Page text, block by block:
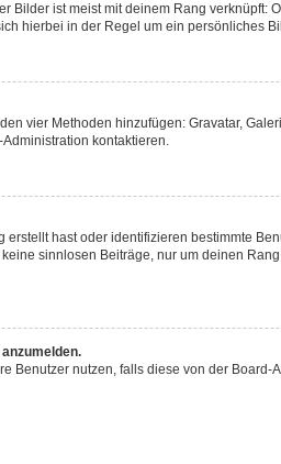
ist meist mit deinem Rang
hierbei in der Regel um ein persönliches
vier Methoden hinzufügen: Gravatar,
kontaktieren.
hast oder identifizieren bestimmte
sinnlosen Beiträge, nur um deinen
Benutzer nutzen, falls diese von der